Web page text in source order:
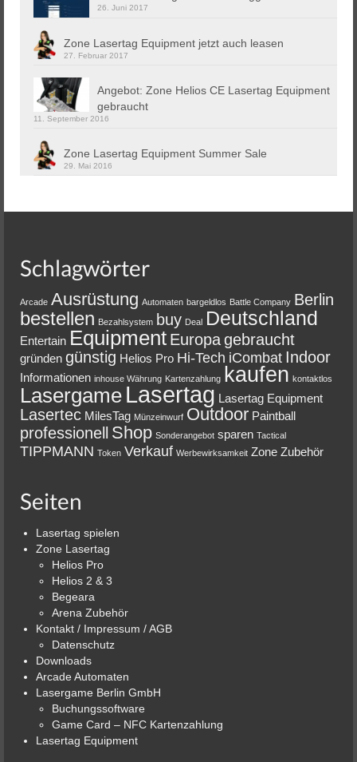
26. Juni 2017
Zone Lasertag Equipment jetzt auch leasen
27. Februar 2017
Angebot: Zone Helios CE Lasertag Equipment
gebraucht
11. September 2016
Zone Lasertag Equipment Summer Sale
29. Mai 2016
Schlagwörter
Arcade Ausrüstung Automaten bargeldlos Battle Company Berlin
bestellen Bezahlsystem buy Deal Deutschland
Entertain Equipment Europagebraucht
gründen günstig Helios Pro Hi-Tech iCombat Indoor
Informationen inhouse Währung Kartenzahlung kaufen kontaktlos
Lasergame Lasertag Lasertag Equipment
Lasertec MilesTag Münzeinwurf Outdoor Paintball
professionell Shop Sonderangebot sparen Tactical
TIPPMANN Token Verkauf Werbewirksamkeit Zone Zubehör
Seiten
Lasertag spielen
Zone Lasertag
Helios Pro
Helios 2 & 3
Begeara
Arena Zubehör
Kontakt / Impressum / AGB
Datenschutz
Downloads
Arcade Automaten
Lasergame Berlin GmbH
Buchungssoftware
Game Card – NFC Kartenzahlung
Lasertag Equipment